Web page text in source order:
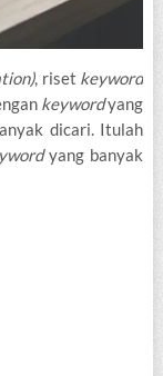
, riset keyword
keywordyang
dicari. Itulah
yang banyak